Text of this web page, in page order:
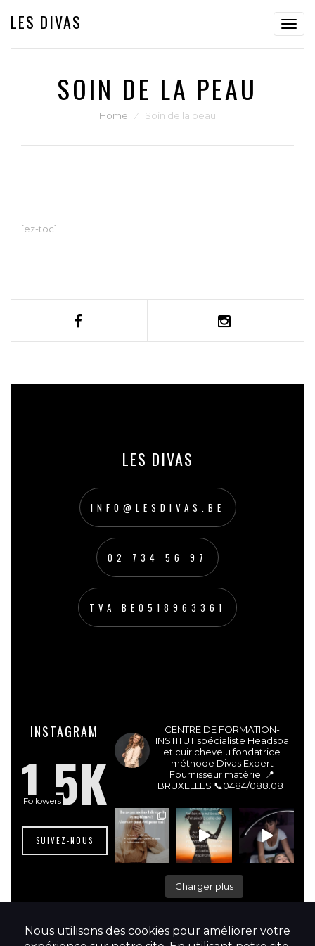
LES DIVAS
SOIN DE LA PEAU
Home ⁄ Soin de la peau
[ez-toc]
LES DIVAS
INFO@LESDIVAS.BE
02 734 56 97
TVA BE0518963361
INSTAGRAM
1.5K
Followers
SUIVEZ-NOUS
CENTRE DE FORMATION-
INSTITUT spécialiste Headspa
et cuir chevelu fondatrice
méthode Divas Expert
Fournisseur matériel 📍
BRUXELLES 📞0484/088.081
Charger plus